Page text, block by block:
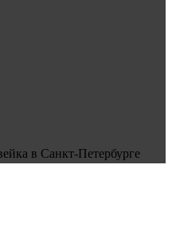
в Санкт-Петербурге